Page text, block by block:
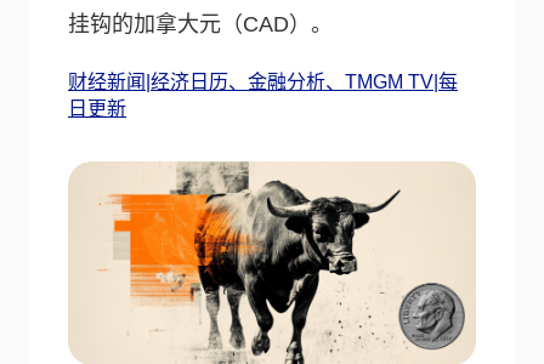
挂钩的加拿大元（CAD）。
财经新闻|经济日历、金融分析、TMGM TV|每
日更新